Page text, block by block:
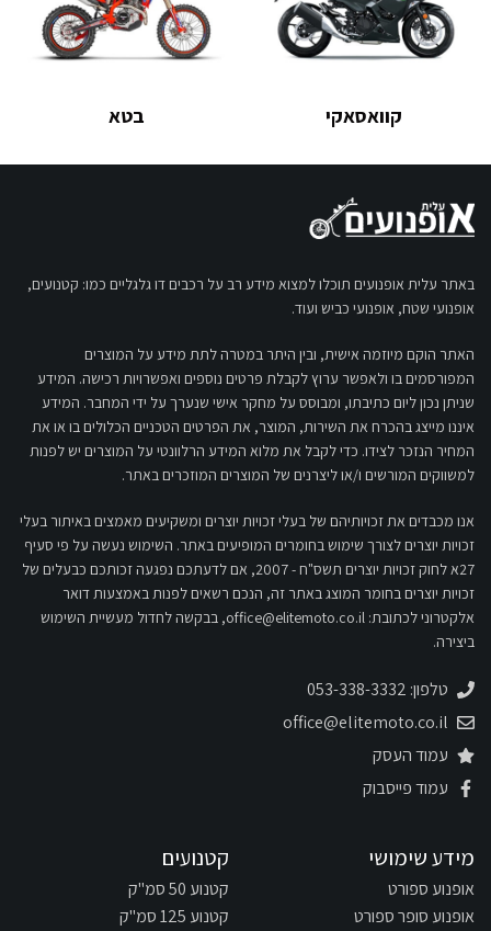
קוואסאקי בטא
באתר עלית אופנועים תוכלו למצוא מידע רב על רכבים דו גלגליים כמו: קטנועים,
אופנועי שטח, אופנועי כביש ועוד.
האתר הוקם מיוזמה אישית, ובין היתר במטרה לתת מידע על המוצרים
המפורסמים בו ולאפשר ערוץ לקבלת פרטים נוספים ואפשרויות רכישה. המידע
שניתן נכון ליום כתיבתו, ומבוסס על מחקר אישי שנערך על ידי המחבר. המידע
איננו מייצג בהכרח את השירות, המוצר, את הפרטים הטכניים הכלולים בו או את
המחיר הנזכר לצידו. כדי לקבל את מלוא המידע הרלוונטי על המוצרים יש לפנות
למשווקים המורשים ו/או ליצרנים של המוצרים המוזכרים באתר.
אנו מכבדים את זכויותיהם של בעלי זכויות יוצרים ומשקיעים מאמצים באיתור בעלי
זכויות יוצרים לצורך שימוש בחומרים המופיעים באתר. השימוש נעשה על פי סעיף
27א לחוק זכויות יוצרים תשס"ח - 2007, אם לדעתכם נפגעה זכותכם כבעלים של
זכויות יוצרים בחומר המוצג באתר זה, הנכם רשאים לפנות באמצעות דואר
אלקטרוני לכתובת: office@elitemoto.co.il, בבקשה לחדול מעשיית השימוש
ביצירה.
טלפון: 053-338-3332
office@elitemoto.co.il
עמוד העסק
עמוד פייסבוק
מידע שימושי
אופנוע ספורט
אופנוע סופר ספורט
קטנועים
קטנוע 50 סמ"ק
קטנוע 125 סמ"ק